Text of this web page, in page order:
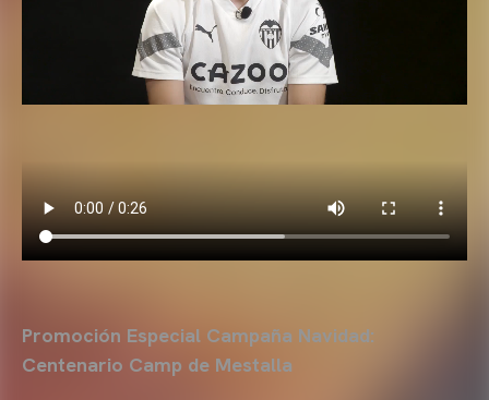
Promoción Especial Campaña Navidad:
Centenario Camp de Mestalla